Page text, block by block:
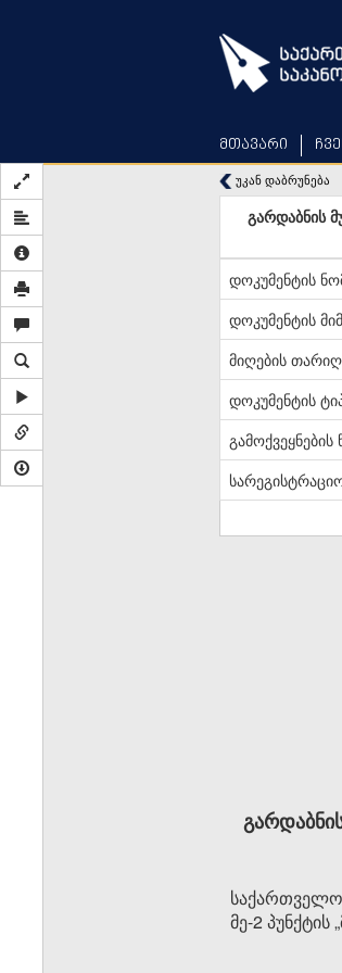
მთავარი
უკან დაბრუნება
გარდაბნის
დოკუმენტის
დოკუმენტის
მიღების
დოკუმენტის
მე-2